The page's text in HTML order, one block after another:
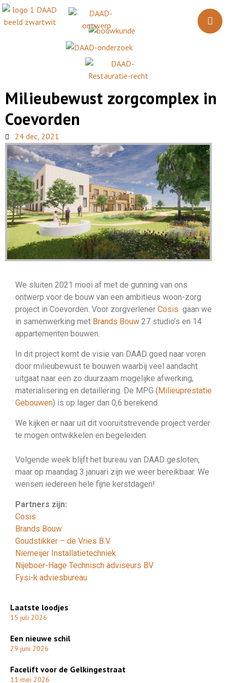
Milieubewust zorgcomplex in
Coevorden
24 dec, 2021
We sluiten 2021 mooi af met de gunning van ons
ontwerp voor de bouw van een ambitieus woon-zorg
project in Coevorden. Voor zorgverlener Cosis gaan we
in samenwerking met Brands Bouw 27 studio’s en 14
appartementen bouwen.
In dit project komt de visie van DAAD goed naar voren
door milieubewust te bouwen waarbij veel aandacht
uitgaat naar een zo duurzaam mogelijke afwerking,
materialisering en detaillering. De MPG (Milieuprestatie
Gebouwen) is op lager dan 0,6 berekend.
We kijken er naar uit dit vooruitstrevende project verder
te mogen ontwikkelen en begeleiden.
Volgende week blijft het bureau van DAAD gesloten,
maar op maandag 3 januari zijn we weer bereikbaar. We
wensen iedereen hele fijne kerstdagen!
Partners zijn:
Cosis
Brands Bouw
Goudstikker – de Vries B.V.
Niemeijer Installatietechniek
Nijeboer-Hage Technisch adviseurs BV
Fysi-k adviesbureau
Laatste loodjes
15 juli 2026
Een nieuwe schil
29 juni 2026
Facelift voor de Gelkingestraat
11 mei 2026